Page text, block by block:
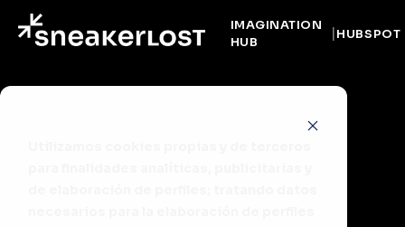
IMAGINATION
HUB
HUBSPOT